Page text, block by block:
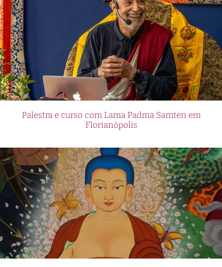
Palestra e curso com Lama Padma Samten em
Florianópolis